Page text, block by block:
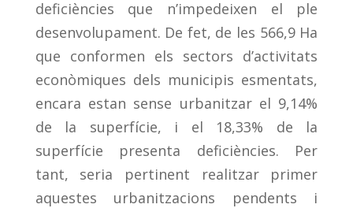
deficiències que n’impedeixen el ple
desenvolupament. De fet, de les 566,9 Ha
que conformen els sectors d’activitats
econòmiques dels municipis esmentats,
encara estan sense urbanitzar el 9,14%
de la superfície, i el 18,33% de la
superfície presenta deficiències. Per
tant, seria pertinent realitzar primer
aquestes urbanitzacions pendents i